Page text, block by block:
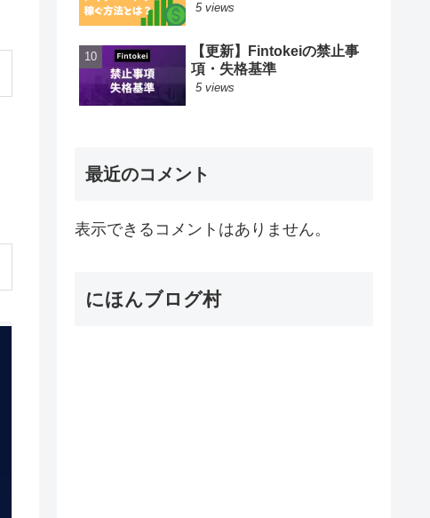
5 views
【更新】Fintokeiの禁止事
項・失格基準
5 views
最近のコメント
表示できるコメントはありません。
にほんブログ村